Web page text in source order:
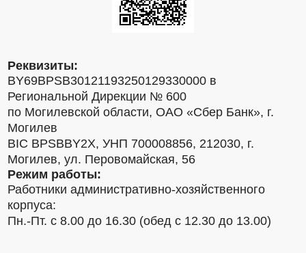
Реквизиты:
BY69BPSB30121193250129330000 в
Региональной Дирекции № 600
по Могилевской области, ОАО «Сбер Банк», г.
Могилев
BIC BPSBBY2X, УНП 700008856, 212030, г.
Могилев, ул. Перовомайская, 56
Режим работы:
Работники административно-хозяйственного
корпуса:
Пн.-Пт. с 8.00 до 16.30 (обед с 12.30 до 13.00)